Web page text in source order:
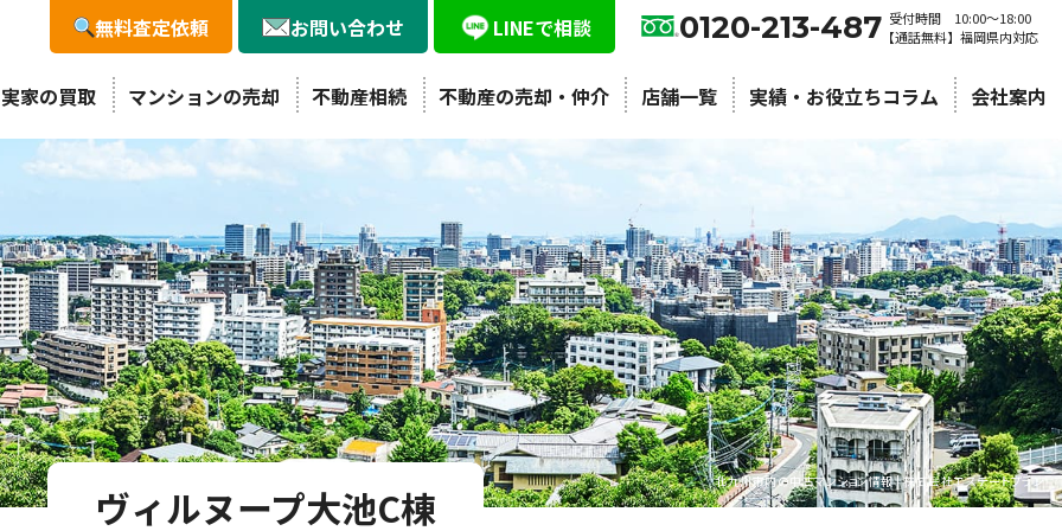
無料査定依頼 お問い合わせ LINEで相談 0120-213-487 受付時間 10:00〜18:00
【通話無料】福岡県内対応
家の買取 マンションの売却 不動産相続 不動産の売却・仲介 店舗一覧 実績・お役立ちコラム 会社案内
北九州市内の中古マンション情報 | 株式会社エステートプラン
ヴィルヌープ大池C棟